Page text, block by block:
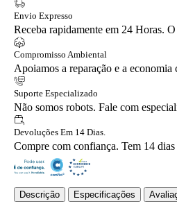
Envio Expresso
Receba rapidamente em 24 Horas.
Compromisso Ambiental
Apoiamos a reparação e a
Suporte Especializado
Não somos robots. Fale com
Devoluções Em 14 Dias.
Compre com confiança. Tem 14
Descrição Especificações